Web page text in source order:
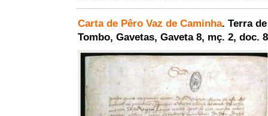
Carta de Pêro Vaz de Caminha. Terra
Tombo, Gavetas, Gaveta 8, mç. 2, doc.